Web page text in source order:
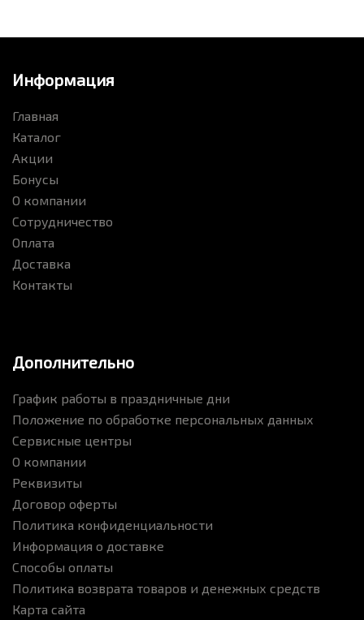
Информация
Главная
Каталог
Акции
Бонусы
О компании
Сотрудничество
Оплата
Доставка
Контакты
Дополнительно
График работы в праздничные дни
Положение по обработке персональных данных
Сервисные центры
О компании
Реквизиты
Договор оферты
Политика конфиденциальности
Информация о доставке
Способы оплаты
Политика возврата товаров и денежных средств
Карта сайта